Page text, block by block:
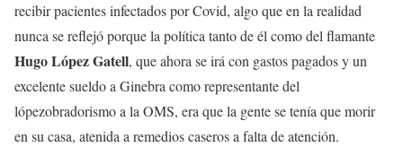
recibir pacientes infectados por Covid, algo que en la realidad
nunca se reflejó porque la política tanto de él como del flamante
Hugo López Gatell, que ahora se irá con gastos pagados y un
excelente sueldo a Ginebra como representante del
lópezobradorismo a la OMS, era que la gente se tenía que morir
en su casa, atenida a remedios caseros a falta de atención.